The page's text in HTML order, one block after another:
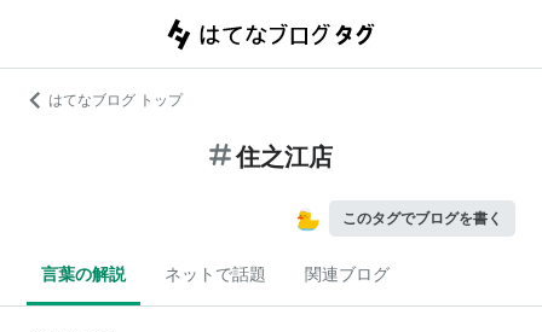
はてなブログ トップ
住之江店
このタグでブログを書く
言葉の解説 ネットで話題 関連ブログ